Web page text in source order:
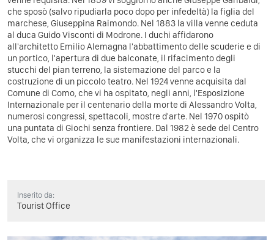
che sposò (salvo ripudiarla poco dopo per infedeltà) la figlia del
marchese, Giuseppina Raimondo. Nel 1883 la villa venne ceduta
al duca Guido Visconti di Modrone. I duchi affidarono
all'architetto Emilio Alemagna l'abbattimento delle scuderie e di
un portico, l'apertura di due balconate, il rifacimento degli
stucchi del pian terreno, la sistemazione del parco e la
costruzione di un piccolo teatro. Nel 1924 venne acquisita dal
Comune di Como, che vi ha ospitato, negli anni, l'Esposizione
Internazionale per il centenario della morte di Alessandro Volta,
numerosi congressi, spettacoli, mostre d'arte. Nel 1970 ospitò
una puntata di Giochi senza frontiere. Dal 1982 è sede del Centro
Volta, che vi organizza le sue manifestazioni internazionali.
Inserito da:
Tourist Office